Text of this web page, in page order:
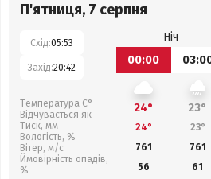
П'ятниця, 7 серпня
Схід:05:53
Захід:20:42
Температура С°
Відчувається як
Тиск, мм
Вологість, %
Вітер, м/с
Ймовірність опадів,
%
Ніч
00:00
24° 23°
24° 23°
761
761
56
61